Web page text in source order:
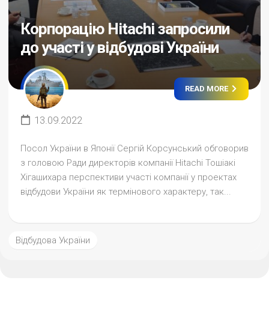
Корпорацію Hitachi запросили
до участі у відбудові України
READ MORE
13.09.2022
Посол України в Японії Сергій Корсунський обговорив
з головою Ради директорів компанії Hitachi Тошіакі
Хігашихара перспективи участі компанії у проектах
відбудови України як термінового характеру, так...
Відбудова України